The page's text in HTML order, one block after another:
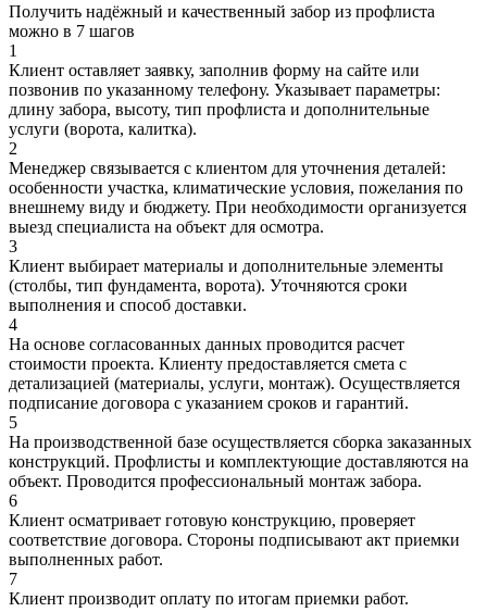
Получить надёжный и качественный забор из профлиста
можно в 7 шагов
1
Клиент оставляет заявку, заполнив форму на сайте или
позвонив по указанному телефону. Указывает параметры:
длину забора, высоту, тип профлиста и дополнительные
услуги (ворота, калитка).
2
Менеджер связывается с клиентом для уточнения деталей:
особенности участка, климатические условия, пожелания по
внешнему виду и бюджету. При необходимости организуется
выезд специалиста на объект для осмотра.
3
Клиент выбирает материалы и дополнительные элементы
(столбы, тип фундамента, ворота). Уточняются сроки
выполнения и способ доставки.
4
На основе согласованных данных проводится расчет
стоимости проекта. Клиенту предоставляется смета с
детализацией (материалы, услуги, монтаж). Осуществляется
подписание договора с указанием сроков и гарантий.
5
На производственной базе осуществляется сборка заказанных
конструкций. Профлисты и комплектующие доставляются на
объект. Проводится профессиональный монтаж забора.
6
Клиент осматривает готовую конструкцию, проверяет
соответствие договора. Стороны подписывают акт приемки
выполненных работ.
7
Клиент производит оплату по итогам приемки работ.